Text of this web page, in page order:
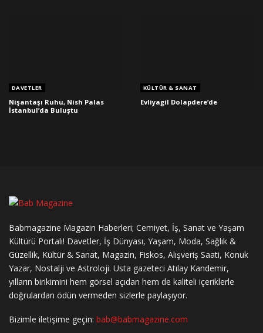
DAVETLER
Nişantaşı Ruhu, Nish Palas
İstanbul’da Buluştu
KÜLTÜR & SANAT
Evliyagil Dolapdere’de
Babmagazine Magazin Haberleri; Cemiyet, İş, Sanat ve Yaşam
Kültürü Portalı! Davetler, İş Dünyası, Yaşam, Moda, Sağlık &
Güzellik, Kültür & Sanat, Magazin, Fiskos, Alışveriş Saati, Konuk
Yazar, Nostalji ve Astroloji. Usta gazeteci Atılay Kandemir,
yılların birikimini hem görsel açıdan hem de kaliteli içeriklerle
doğrulardan ödün vermeden sizlerle paylaşıyor.
Bizimle iletişime geçin: bab@babmagazine.com